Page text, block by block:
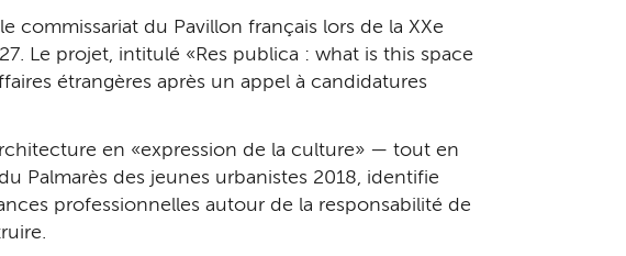
commissariat du Pavillon français lors de la XXe
Le projet, intitulé « Res publica : what is this space
étrangères après un appel à candidatures
en « expression de la culture » — tout en
Palmarès des jeunes urbanistes 2018, identifie
professionnelles autour de la responsabilité de